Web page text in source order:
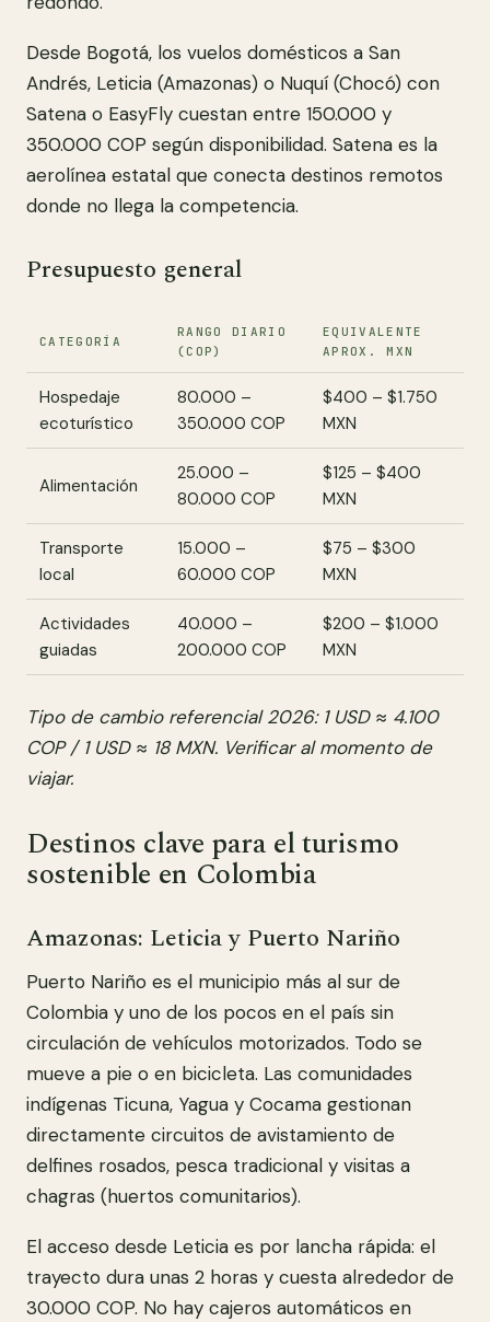
Desde Bogotá, los vuelos domésticos a San
Andrés, Leticia (Amazonas) o Nuquí (Chocó) con
Satena o EasyFly cuestan entre 150.000 y
350.000 COP según disponibilidad. Satena es la
aerolínea estatal que conecta destinos remotos
donde no llega la competencia.
Presupuesto general
CATEGORÍA
RANGO DIARIO
(COP)
EQUIVALENTE
APROX. MXN
Hospedaje
ecoturístico
80.000 –
350.000 COP
$400 – $1.750
MXN
Alimentación
25.000 –
80.000 COP
$125 – $400
MXN
Transporte
local
15.000 –
60.000 COP
$75 – $300
MXN
Actividades
guiadas
40.000 –
200.000 COP
$200 – $1.000
MXN
Tipo de cambio referencial 2026: 1 USD ≈ 4.100
COP / 1 USD ≈ 18 MXN. Verificar al momento de
viajar.
Destinos clave para el turismo
sostenible en Colombia
Amazonas: Leticia y Puerto Nariño
Puerto Nariño es el municipio más al sur de
Colombia y uno de los pocos en el país sin
circulación de vehículos motorizados. Todo se
mueve a pie o en bicicleta. Las comunidades
indígenas Ticuna, Yagua y Cocama gestionan
directamente circuitos de avistamiento de
delfines rosados, pesca tradicional y visitas a
chagras (huertos comunitarios).
El acceso desde Leticia es por lancha rápida: el
trayecto dura unas 2 horas y cuesta alrededor de
30.000 COP. No hay cajeros automáticos en